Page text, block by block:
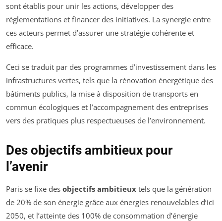
sont établis pour unir les actions, développer des
réglementations et financer des initiatives. La synergie entre
ces acteurs permet d’assurer une stratégie cohérente et
efficace.
Ceci se traduit par des programmes d’investissement dans les
infrastructures vertes, tels que la rénovation énergétique des
bâtiments publics, la mise à disposition de transports en
commun écologiques et l’accompagnement des entreprises
vers des pratiques plus respectueuses de l’environnement.
Des objectifs ambitieux pour
l’avenir
Paris se fixe des objectifs ambitieux tels que la génération
de 20% de son énergie grâce aux énergies renouvelables d’ici
2050, et l’atteinte des 100% de consommation d’énergie